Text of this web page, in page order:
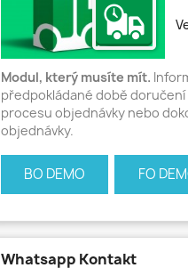
Modul, který musíte mít.
předpokládané době
procesu objednávky nebo
objednávky.
BO DEMO FO
Whatsapp Kontakt